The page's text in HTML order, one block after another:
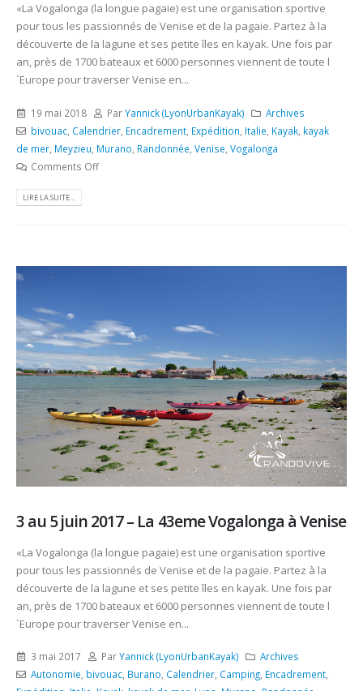
«La Vogalonga (la longue pagaie) est une organisation sportive
pour tous les passionnés de Venise et de la pagaie. Partez à la
découverte de la lagune et ses petite îles en kayak. Une fois par
an, près de 1700 bateaux et 6000 personnes viennent de toute l
´Europe pour traverser Venise en...
19 mai 2018 ParYannick (LyonUrbanKayak)
Archives
bivouac, Calendrier, Encadrement, Expédition Italie Kayak, kayak
de mer Meyzieu Murano Randonnée Venise Vogalonga
Comments Off
LIRE LA SUITE...
3 au 5 juin 2017 – La 43eme Vogalonga à Venise
«La Vogalonga (la longue pagaie) est une organisation sportive
pour tous les passionnés de Venise et de la pagaie. Partez à la
découverte de la lagune et ses petite îles en kayak. Une fois par
an, près de 1700 bateaux et 6000 personnes viennent de toute l
´Europe pour traverser Venise en...
3 mai 2017 ParYannick (LyonUrbanKayak)
Archives
Autonomie, bivouac, Burano, Calendrier, Camping, Encadrement,